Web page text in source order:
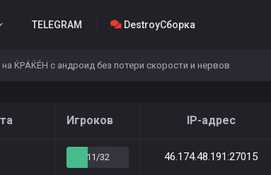
TELEGRAM DestroyСборка
на ЌРÁЌÉH с андроид без потери скорости и нервов
Игроков IP-адрес
11/32 46.174.48.191:27015